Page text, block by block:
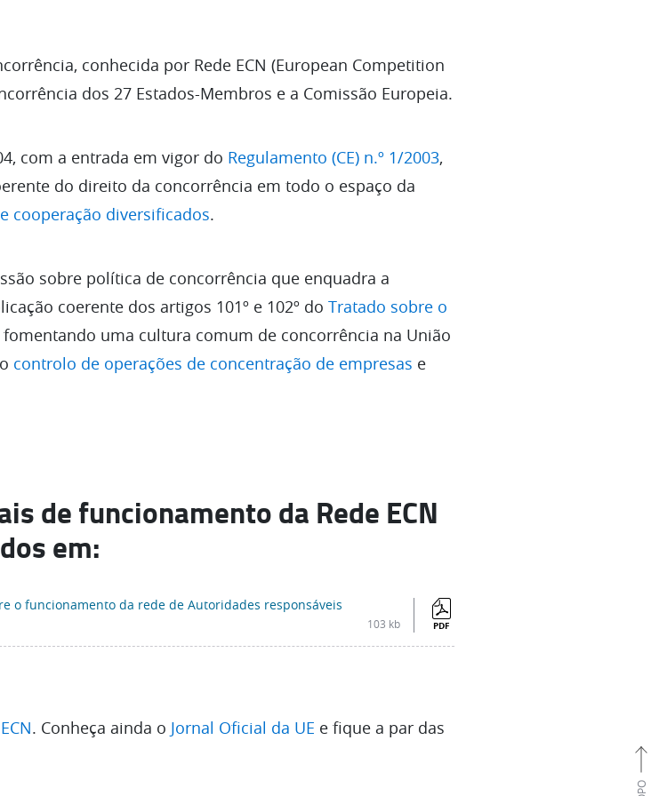
conhecida por Rede ECN (European Competition
dos 27 Estados-Membros e a Comissão Europeia.
com a entrada em vigor do Regulamento (CE) n.º 1/2003,
do direito da concorrência em todo o espaço da
cooperação diversificados.
sobre política de concorrência que enquadra a
coerente dos artigos 101º e 102º do Tratado sobre o
fomentando uma cultura comum de concorrência na União
controlo de operações de concentração de empresas e
de funcionamento da Rede ECN
em:
o funcionamento da rede de Autoridades responsáveis
103 kb PDF
. Conheça ainda o Jornal Oficial da UE e fique a par das